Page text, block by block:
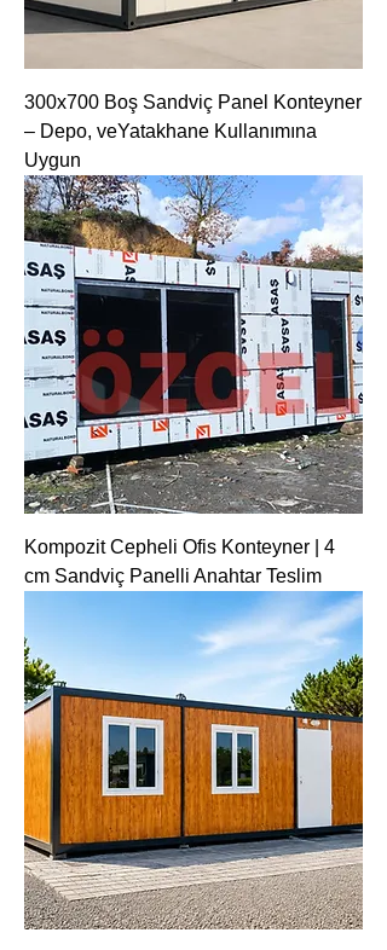
300x700 Boş Sandviç Panel Konteyner
– Depo, veYatakhane Kullanımına
Uygun
Kompozit Cepheli Ofis Konteyner | 4
cm Sandviç Panelli Anahtar Teslim